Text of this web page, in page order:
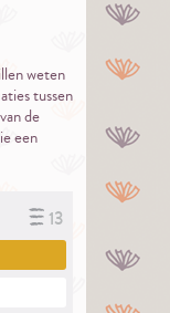
weten
tussen
de
een
13